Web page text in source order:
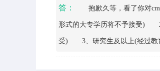
答： 抱歉久等，看了你对
形式的大专学历将不予接受) 2
受) 3、研究生及以上(经过教